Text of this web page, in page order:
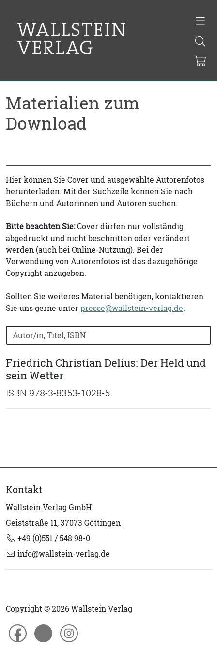
Materialien zum
Download
Hier können Sie Cover und ausgewählte Autorenfotos
herunterladen. Mit der Suchzeile können Sie nach
Büchern und Autorinnen und Autoren suchen.
Bitte beachten Sie:Cover dürfen nur vollständig
abgedruckt und nicht beschnitten oder verändert
werden (auch bei Online-Nutzung). Bei der
Verwendung von Autorenfotos ist das dazugehörige
Copyright anzugeben.
Sollten Sie weiteres Material benötigen, kontaktieren
Sie uns gerne unterpresse@wallstein-verlag.de.
Bücher nach Buchtitel, Autorennamen oder ISBN
Friedrich Christian Delius: Der Held und
sein Wetter
ISBN 978-3-8353-1028-5
Kontakt
Wallstein Verlag GmbH
Geiststraße 11, 37073 Göttingen
+49 (0)551 / 548 98-0
info@wallstein-verlag.de
Copyright © 2026 Wallstein Verlag